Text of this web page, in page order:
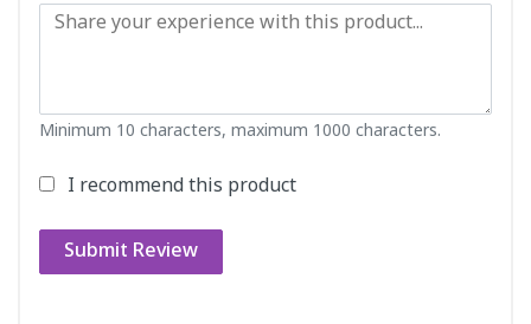
Minimum 10 characters, maximum 1000 characters.
I recommend this product
Submit Review